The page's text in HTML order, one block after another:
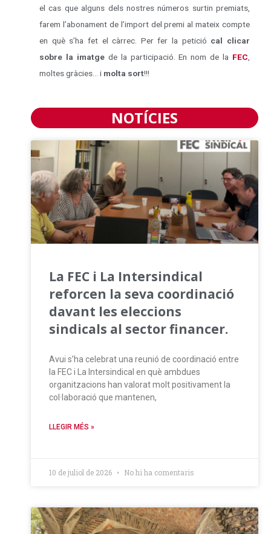
el cas que alguns dels nostres números surtin premiats,
farem l’abonament de l’import del premi al mateix compte
en què s’ha fet el càrrec. Per fer la petició cal clicar
sobre la imatgede la participació. En nom de la FEC
moltes gràcies… i molta sort!!!
NOTÍCIES
La FEC i La Intersindical
reforcen la seva coordinació
davant les eleccions
sindicals al sector financer.
Avui s’ha celebrat una reunió de coordinació entre
la FEC i La Intersindical en què ambdues
organitzacions han valorat molt positivament la
col·laboració que mantenen,
LLEGIR MÉS »
10 de juliol de 2026 No hi ha comentaris